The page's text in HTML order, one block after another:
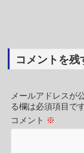
コメントを残
メールアドレスが
る欄は必須項目で
コメント ※